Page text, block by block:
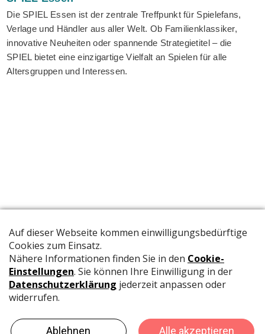
Die SPIEL Essen ist der zentrale Treffpunkt für Spielefans,
Verlage und Händler aus aller Welt. Ob Familienklassiker,
innovative Neuheiten oder spannende Strategietitel – die
SPIEL bietet eine einzigartige Vielfalt an Spielen für alle
Altersgruppen und Interessen.
Die offizielle Publikation der Schweizer Papeterien informiert
Meldungen aus der Branche.